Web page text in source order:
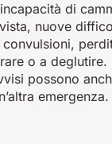
di
nuove
o a deglutire.
possono
emergenza.